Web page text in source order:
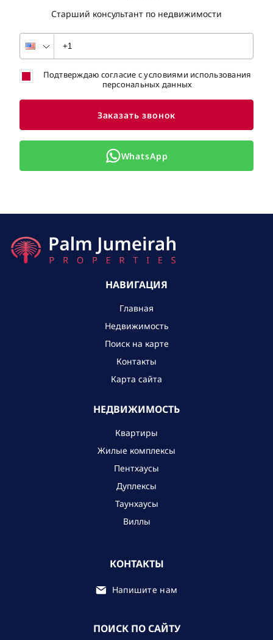
Старший консультант по недвижимости
Подтверждаю согласие с условиями использования
персональных данных
Заказать звонок
WhatsApp
НАВИГАЦИЯ
Главная
Недвижимость
Поиск на карте
Контакты
Карта сайта
НЕДВИЖИМОСТЬ
Квартиры
Жилые комплексы
Пентхаусы
Дуплексы
Таунхаусы
Виллы
КОНТАКТЫ
Напишите нам
ПОИСК ПО САЙТУ